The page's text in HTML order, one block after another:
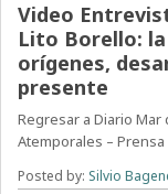
Video
Lito Borello: la
orígenes,
presente
Regresar a Diario Mar
Atemporales – Prensa
Posted by: Silvio